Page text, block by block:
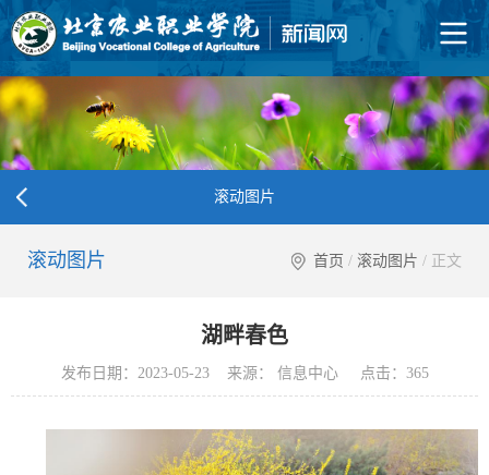
滚动图片
滚动图片 首页 / 滚动图片 / 正文
湖畔春色
发布日期：2023-05-23 来源： 信息中心 点击： 365